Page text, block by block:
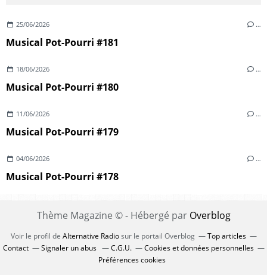
25/06/2026 …
Musical Pot-Pourri #181
18/06/2026 …
Musical Pot-Pourri #180
11/06/2026 …
Musical Pot-Pourri #179
04/06/2026 …
Musical Pot-Pourri #178
Thème Magazine © - Hébergé par Overblog
Voir le profil de Alternative Radiosur le portail Overblog
Top articles
Contact
Signaler un abus C.G.U.
Cookies et données personnelles
Préférences cookies